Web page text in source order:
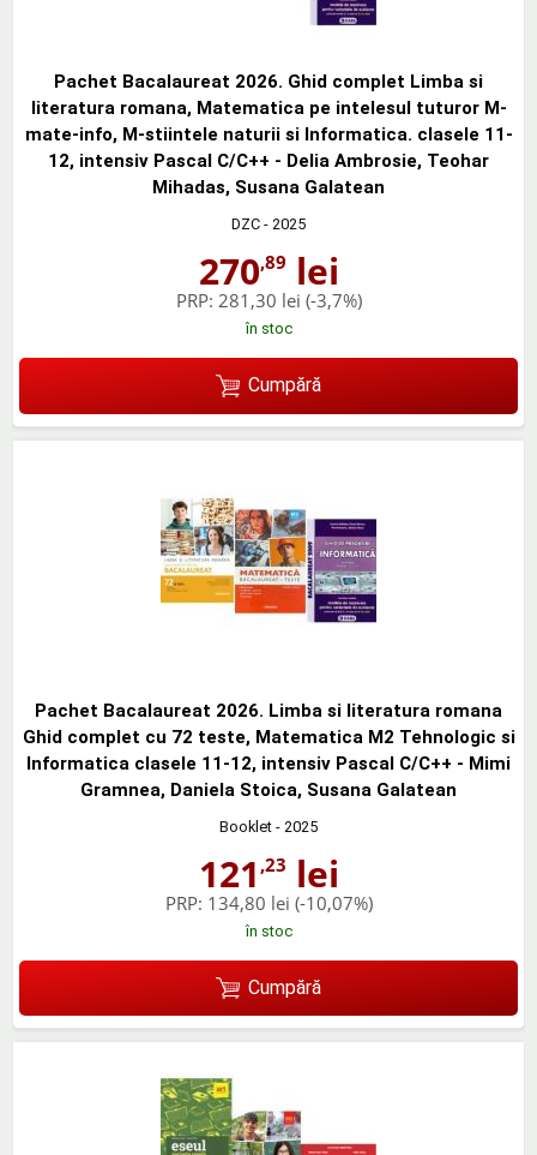
Pachet Bacalaureat 2026. Ghid complet Limba si
literatura romana, Matematica pe intelesul tuturor M-
mate-info, M-stiintele naturii si Informatica. clasele 11-
12, intensiv Pascal C/C++ - Delia Ambrosie, Teohar
Mihadas, Susana Galatean
DZC - 2025
270,89 lei
PRP: 281,30 lei (-3,7%)
în stoc
Cumpără
Pachet Bacalaureat 2026. Limba si literatura romana
Ghid complet cu 72 teste, Matematica M2 Tehnologic si
Informatica clasele 11-12, intensiv Pascal C/C++ - Mimi
Gramnea, Daniela Stoica, Susana Galatean
Booklet - 2025
121 ,23 lei
PRP: 134,80 lei (-10,07%)
în stoc
Cumpără